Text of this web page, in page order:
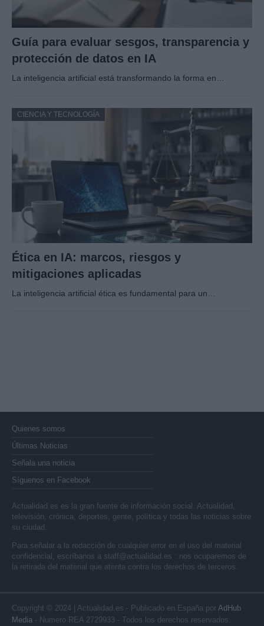
Guía para evaluar sesgos, transparencia y
protección de datos en IA
La inteligencia artificial está transformando la forma en…
CIENCIA Y TECNOLOGÍA
Ética en IA: marcos, riesgos y
mitigaciones aplicadas
La inteligencia artificial ética es fundamental para un…
Quienes somos
Últimas Noticias
Señala una noticia
Síguenos en Facebook
Actualidad.es es la gran fuente de información social. Actualidad,
televisión, crónica, deportes, gente, política y todas las noticias sobre
su ciudad.
Para señalar a la redacción de cualquier error en el uso del material
confidencial, escríbanos a staff@actualidad.es : nos ocuparemos de
la retirada del material que atenta contra los derechos de terceros.
Copyright © 2024 | Actualidad.es - Publicado en España por AdHub
Media - Numero REA 2729933 - Todos los derechos reservados.